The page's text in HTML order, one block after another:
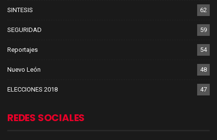
SINTESIS 62
SEGURIDAD 59
Reportajes 54
Nuevo León 48
ELECCIONES 2018 47
REDES SOCIALES